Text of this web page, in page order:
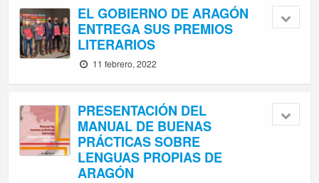
EL GOBIERNO DE ARAGÓN
ENTREGA SUS PREMIOS
LITERARIOS
11 febrero, 2022
PRESENTACIÓN DEL
MANUAL DE BUENAS
PRÁCTICAS SOBRE
LENGUAS PROPIAS DE
ARAGÓN